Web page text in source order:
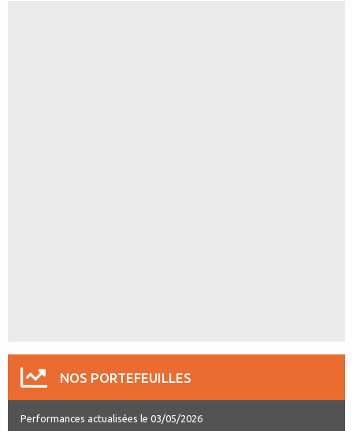
NOS PORTEFEUILLES
Performances actualisées le 03/05/2026